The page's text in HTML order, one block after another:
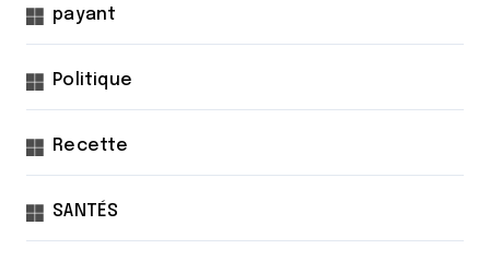
payant
Politique
Recette
SANTÉS